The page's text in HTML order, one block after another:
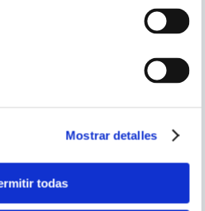
Mostrar detalles
todas